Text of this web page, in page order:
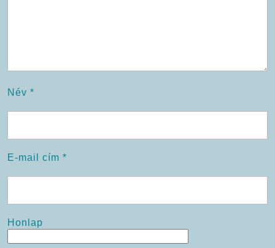
Név *
E-mail cím *
Honlap